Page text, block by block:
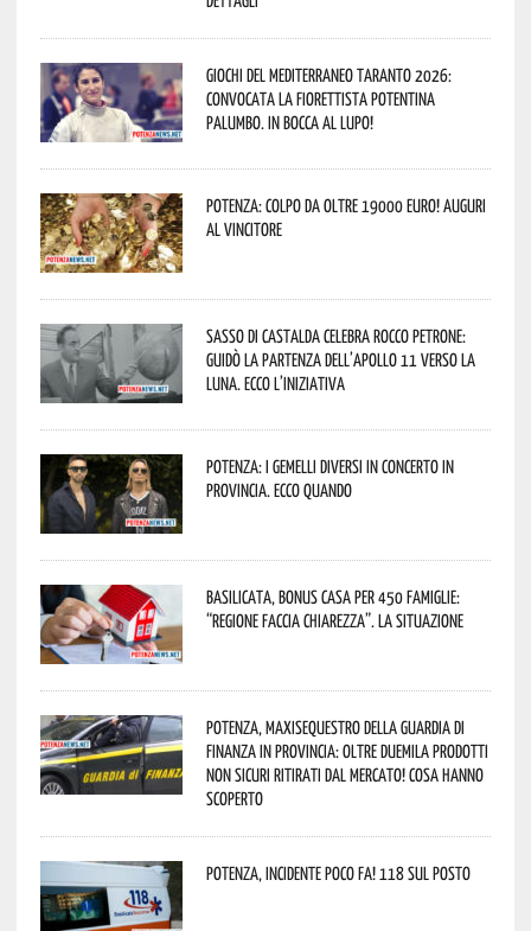
Giochi del Mediterraneo Taranto 2026:
convocata la fiorettista potentina
Palumbo. In bocca al lupo!
Potenza: colpo da oltre 19000 Euro! Auguri
al vincitore
Sasso di Castalda celebra Rocco Petrone:
guidò la partenza dell’Apollo 11 verso la
Luna. Ecco l’iniziativa
Potenza: i Gemelli DiVersi in concerto in
provincia. Ecco quando
Basilicata, Bonus casa per 450 famiglie:
“Regione faccia chiarezza”. La situazione
Potenza, maxisequestro della Guardia di
Finanza in provincia: oltre duemila prodotti
non sicuri ritirati dal mercato! Cosa hanno
scoperto
Potenza, incidente poco fa! 118 sul posto